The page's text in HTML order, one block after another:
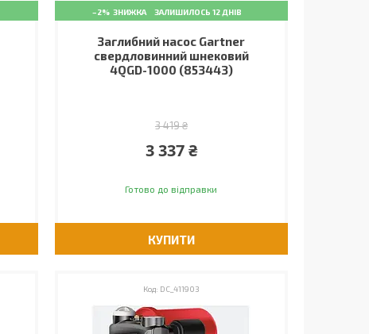
–2% ЗАЛИШИЛОСЬ 12 ДНІВ
Заглибний насос Gartner
свердловинний шнековий
4QGD-1000 (853443)
3 419 ₴
3 337 ₴
Готово до відправки
КУПИТИ
DC_411903